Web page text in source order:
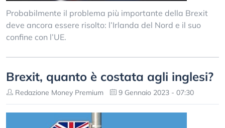
Probabilmente il problema più importante della Brexit
deve ancora essere risolto: l’Irlanda del Nord e il suo
confine con l’UE.
Brexit, quanto è costata agli inglesi?
Redazione Money Premium 9 Gennaio 2023 - 07:30